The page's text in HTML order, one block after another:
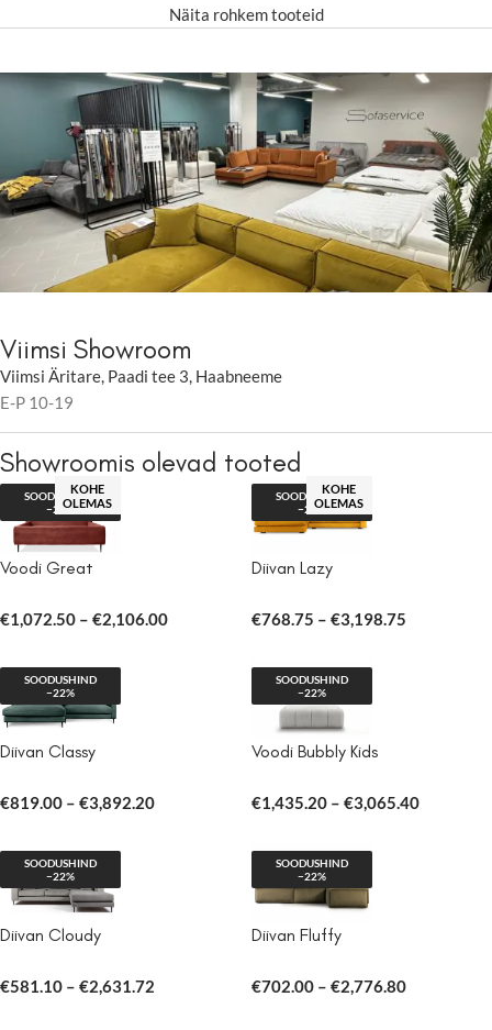
Näita rohkem tooteid
Viimsi Showroom
Viimsi Äritare, Paadi tee 3, Haabneeme
E-P 10-19
Showroomis olevad tooted
KOHE
OLEMAS
SOODUSHIND
−22%
Voodi Great
€1,072.50 – €2,106.00
KOHE
OLEMAS
SOODUSHIND
−25%
Diivan Lazy
€768.75 – €3,198.75
SOODUSHIND
−22%
Diivan Classy
€819.00 – €3,892.20
SOODUSHIND
−22%
Voodi Bubbly Kids
€1,435.20 – €3,065.40
SOODUSHIND
−22%
Diivan Cloudy
€581.10 – €2,631.72
SOODUSHIND
−22%
Diivan Fluffy
€702.00 – €2,776.80